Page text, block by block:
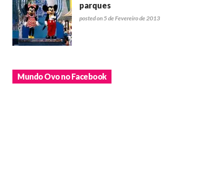
parques
posted on 5 de Fevereiro de 2013
Mundo Ovo no Facebook